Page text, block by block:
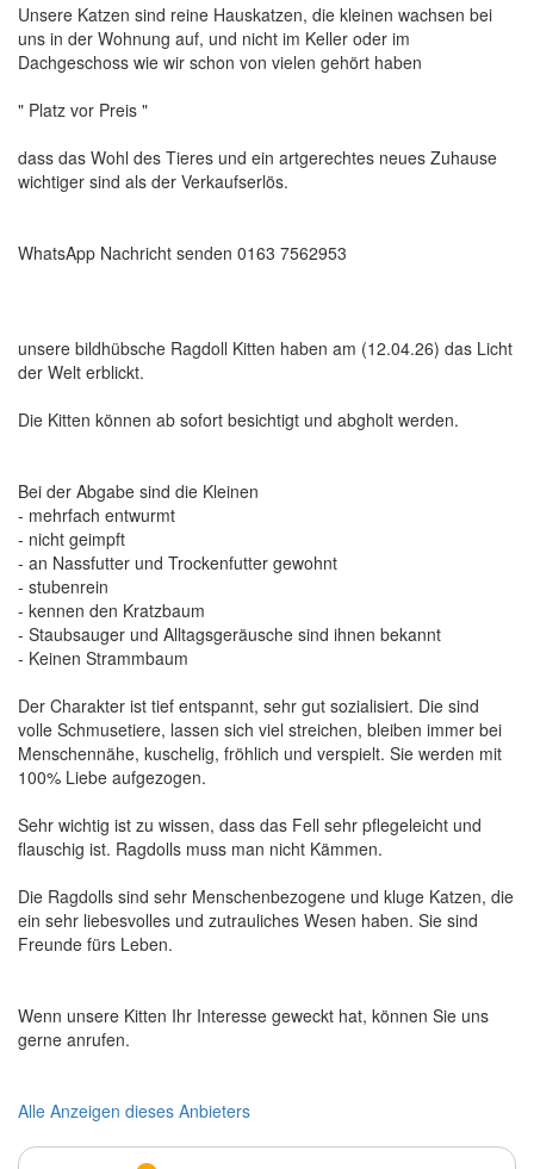
Unsere Katzen sind reine Hauskatzen, die kleinen wachsen bei
uns in der Wohnung auf, und nicht im Keller oder im
Dachgeschoss wie wir schon von vielen gehört haben
" Platz vor Preis "
dass das Wohl des Tieres und ein artgerechtes neues Zuhause
wichtiger sind als der Verkaufserlös.
WhatsApp Nachricht senden 0163 7562953
unsere bildhübsche Ragdoll Kitten haben am (12.04.26) das Licht
der Welt erblickt.
Die Kitten können ab sofort besichtigt und abgholt werden.
Bei der Abgabe sind die Kleinen
- mehrfach entwurmt
- nicht geimpft
- an Nassfutter und Trockenfutter gewohnt
- stubenrein
- kennen den Kratzbaum
- Staubsauger und Alltagsgeräusche sind ihnen bekannt
- Keinen Strammbaum
Der Charakter ist tief entspannt, sehr gut sozialisiert. Die sind
volle Schmusetiere, lassen sich viel streichen, bleiben immer bei
Menschennähe, kuschelig, fröhlich und verspielt. Sie werden mit
100% Liebe aufgezogen.
Sehr wichtig ist zu wissen, dass das Fell sehr pflegeleicht und
flauschig ist. Ragdolls muss man nicht Kämmen.
Die Ragdolls sind sehr Menschenbezogene und kluge Katzen, die
ein sehr liebesvolles und zutrauliches Wesen haben. Sie sind
Freunde fürs Leben.
Wenn unsere Kitten Ihr Interesse geweckt hat, können Sie uns
gerne anrufen.
Alle Anzeigen dieses Anbieters